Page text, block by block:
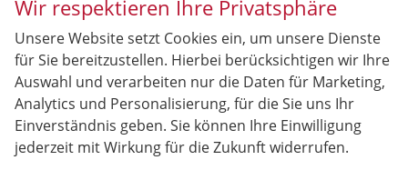
Sonstiges
Antriebsart
Verbrennungsmotor (ICE)
Anzahl Sitzplätze
Anzahl Türen
5-türig
HU/AU neu
vorhanden
Wir respektieren Ihre Privatsphäre
Unsere Website setzt Cookies ein, um unsere Dienste
für Sie bereitzustellen. Hierbei berücksichtigen wir Ihre
Auswahl und verarbeiten nur die Daten für Marketing,
Analytics und Personalisierung, für die Sie uns Ihr
Einverständnis geben. Sie können Ihre Einwilligung
jederzeit mit Wirkung für die Zukunft widerrufen.